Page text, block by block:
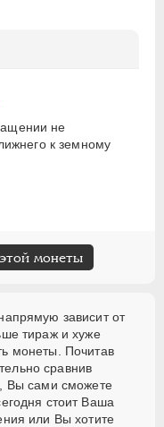
не
к земному
монеты
зависит от
тираж и хуже
монеты. Почитав
сравнив
Вы сами сможете
стоит Ваша
или Вы хотите